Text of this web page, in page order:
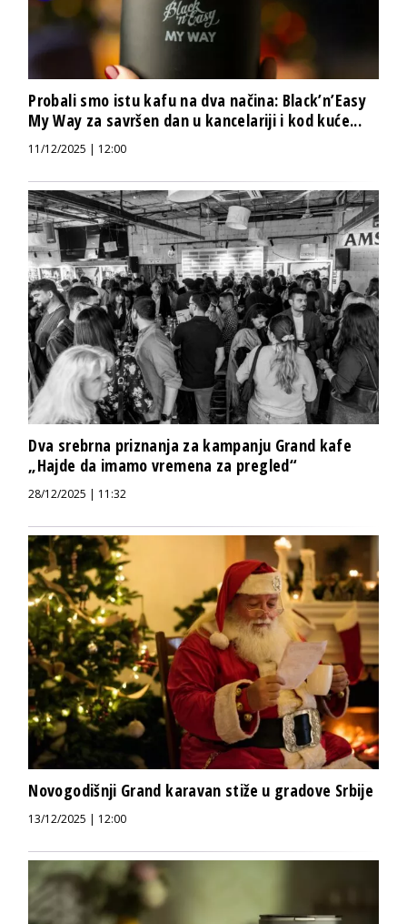
Probali smo istu kafu na dva načina: Black’n’Easy
My Way za savršen dan u kancelariji i kod kuće...
11/12/2025 | 12:00
Dva srebrna priznanja za kampanju Grand kafe
„Hajde da imamo vremena za pregled“
28/12/2025 | 11:32
Novogodišnji Grand karavan stiže u gradove Srbije
13/12/2025 | 12:00